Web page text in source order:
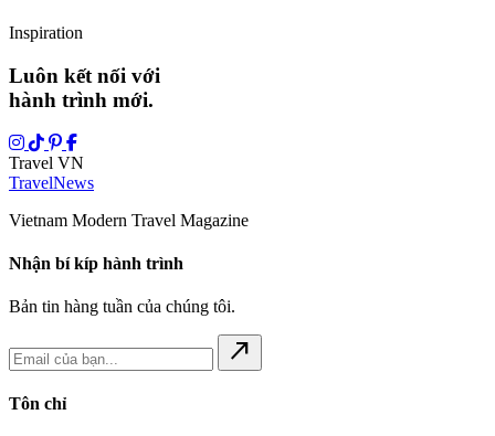
Inspiration
Luôn kết nối với
hành trình mới.
Travel VN
TravelNews
Vietnam Modern Travel Magazine
Nhận bí kíp hành trình
Bản tin hàng tuần của chúng tôi.
north_east
Tôn chỉ